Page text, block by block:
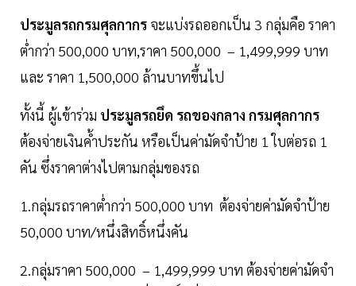
ประมูลรถกรมศุลกากร จะแบ่งรถออกเป็น 3 กลุ่มคือ ราคา
ต่ำกว่า 500,000 บาท,ราคา 500,000 – 1,499,999 บาท
และ ราคา 1,500,000 ล้านบาทขึ้นไป
ทั้งนี้ ผู้เข้าร่วม ประมูลรถยึด รถของกลาง กรมศุลกากร
ต้องจ่ายเงินค้ำประกัน หรือเป็นค่ามัดจำป้าย 1 ใบต่อรถ 1
คัน ซึ่งราคาต่างไปตามกลุ่มของรถ
1.กลุ่มรถราคาต่ำกว่า 500,000 บาท ต้องจ่ายค่ามัดจำป้าย
50,000 บาท/หนึ่งสิทธิ์หนึ่งคัน
2.กลุ่มราคา 500,000 – 1,499,999 บาท ต้องจ่ายค่ามัดจำ